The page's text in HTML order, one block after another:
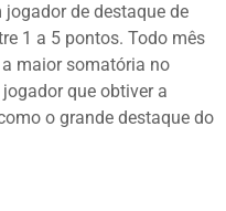
de destaque de
1 a 5 pontos. Todo mês
maior somatória no
que obtiver a
o grande destaque do